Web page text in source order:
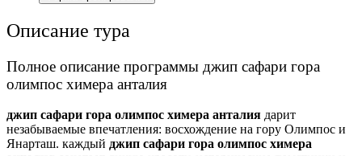
Описание тура
Полное описание программы джип сафари гора
олимпос химера анталия
джип сафари гора олимпос химера анталия дарит
незабываемые впечатления: восхождение на гору Олимпос и
Янарташ. каждый джип сафари гора олимпос химера